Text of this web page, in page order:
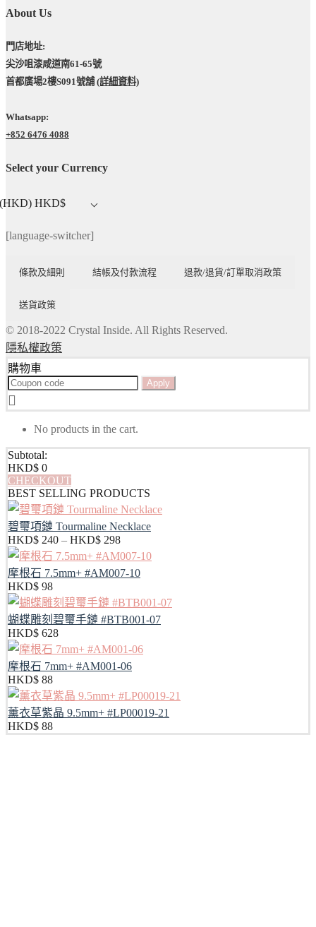
About Us
門店地址:
尖沙咀漆咸道南61-65號
首都廣場2樓S091號舖(詳細資料)
Whatsapp:
+852 6476 4088
Select your Currency
(HKD) HKD$
[language-switcher]
條款及細則 結帳及付款流程 退款/退貨/訂單取消政策
送貨政策
© 2018-2022 Crystal Inside. All Rights Reserved.
隱私權政策
購物車
Apply
No products in the cart.
Subtotal:
HKD$ 0
CHECKOUT
BEST SELLING PRODUCTS
碧璽項鏈 Tourmaline Necklace
HKD$ 240 – HKD$ 298
摩根石 7.5mm+ #AM007-10
HKD$ 98
蝴蝶雕刻碧璽手鏈 #BTB001-07
HKD$ 628
摩根石 7mm+ #AM001-06
HKD$ 88
薰衣草紫晶 9.5mm+ #LP00019-21
HKD$ 88